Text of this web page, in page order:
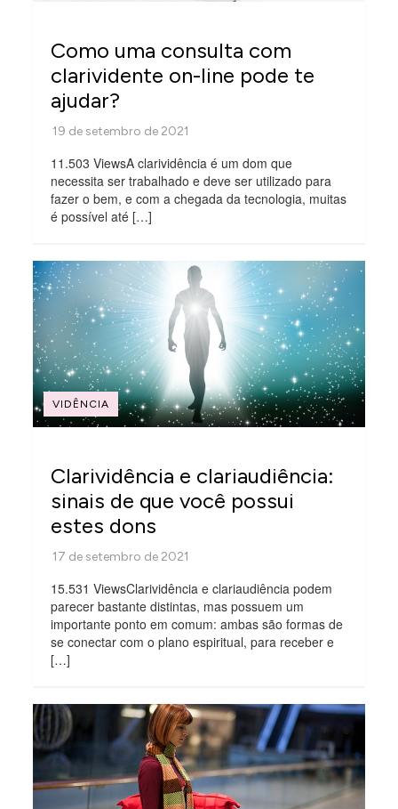
Como uma consulta com
clarividente on-line pode te
ajudar?
11.503 ViewsA clarividência é um dom que
necessita ser trabalhado e deve ser utilizado para
fazer o bem, e com a chegada da tecnologia, muitas
é possível até […]
VIDÊNCIA
Clarividência e clariaudiência:
sinais de que você possui
estes dons
15.531 ViewsClarividência e clariaudiência podem
parecer bastante distintas, mas possuem um
importante ponto em comum: ambas são formas de
se conectar com o plano espiritual, para receber e
[…]